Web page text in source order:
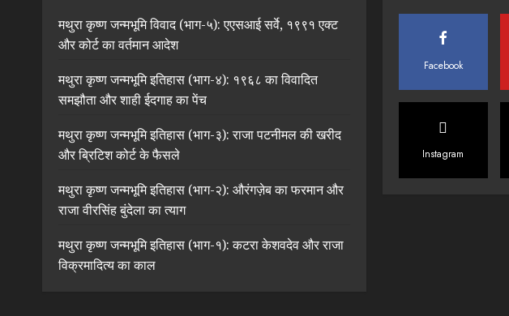
मथुरा कृष्ण जन्मभूमि विवाद (भाग-५): एएसआई सर्वे, १९९१ एक्ट
और कोर्ट का वर्तमान आदेश
मथुरा कृष्ण जन्मभूमि इतिहास (भाग-४): १९६८ का विवादित
समझौता और शाही ईदगाह का पेंच
मथुरा कृष्ण जन्मभूमि इतिहास (भाग-३): राजा पटनीमल की खरीद
और ब्रिटिश कोर्ट के फैसले
मथुरा कृष्ण जन्मभूमि इतिहास (भाग-२): औरंगज़ेब का फरमान और
राजा वीरसिंह बुंदेला का त्याग
मथुरा कृष्ण जन्मभूमि इतिहास (भाग-१): कटरा केशवदेव और राजा
विक्रमादित्य का काल
Facebook
Instagram